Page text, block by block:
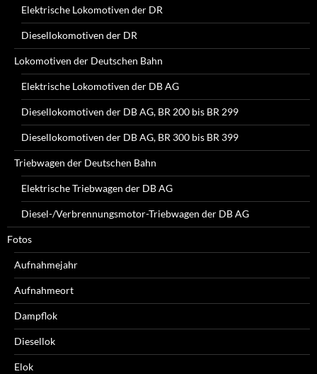
Elektrische Lokomotiven der DR
Diesellokomotiven der DR
Lokomotiven der Deutschen Bahn
Elektrische Lokomotiven der DB AG
Diesellokomotiven der DB AG, BR 200 bis BR 299
Diesellokomotiven der DB AG, BR 300 bis BR 399
Triebwagen der Deutschen Bahn
Elektrische Triebwagen der DB AG
Diesel-/Verbrennungsmotor-Triebwagen der DB AG
Fotos
Aufnahmejahr
Aufnahmeort
Dampflok
Diesellok
Elok